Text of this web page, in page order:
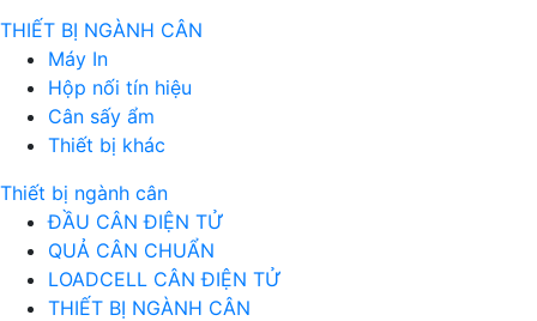
THIẾT BỊ NGÀNH CÂN
Máy In
Hộp nối tín hiệu
Cân sấy ẩm
Thiết bị khác
Thiết bị ngành cân
ĐẦU CÂN ĐIỆN TỬ
QUẢ CÂN CHUẨN
LOADCELL CÂN ĐIỆN TỬ
THIẾT BỊ NGÀNH CÂN